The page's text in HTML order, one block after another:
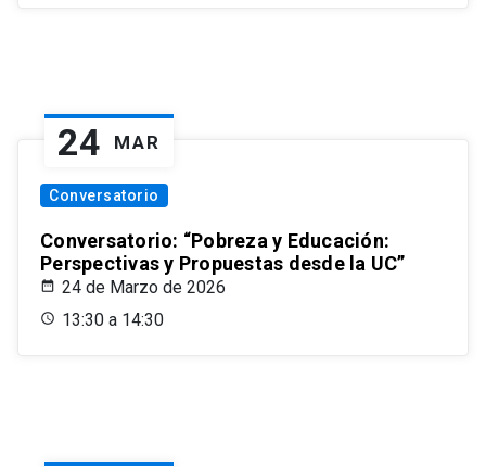
24 MAR
Conversatorio
Conversatorio: “Pobreza y Educación:
Perspectivas y Propuestas desde la UC”
24 de Marzo de 2026
13:30 a 14:30